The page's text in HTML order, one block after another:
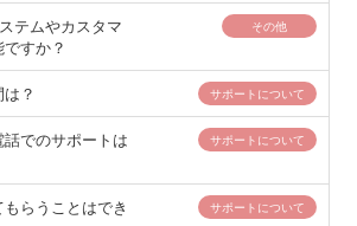
その他
テムやカスタマ
すか？
サポートについて
？
サポートについて
でのサポートは
サポートについて
らうことはでき